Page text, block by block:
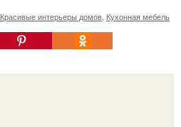
Красивые интерьеры домов Кухонная мебель